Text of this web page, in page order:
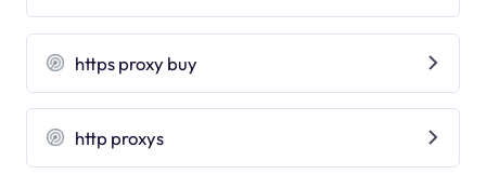
https proxy buy
http proxys